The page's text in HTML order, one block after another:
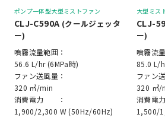
ポンプ一体型大型ミストファン
CLJ-C590A (クールジェッタ
ー)
噴霧流量範囲：
56.6 L/hr (6MPa時)
ファン送風量：
320 ㎥/min
消費電力 ：
1,900/2,300 W (50Hz/60Hz)
大型ミス
CLJ-
ー)
噴霧流
85.0 L/
ファン
320 ㎥/
消費
1,500/